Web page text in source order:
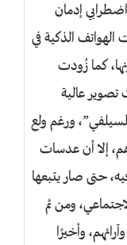
إدمان
الهواتف الذكية في
كما زُودت
تصوير عالية
ورغم ولع
إلا أن عدسات
حتى صار يتبعها
ومن ثم
وأخيرًا